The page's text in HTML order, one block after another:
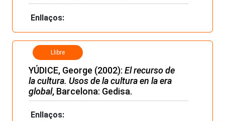
Enllaços:
Llibre
YÚDICE, George (2002): El recurso de
la cultura. Usos de la cultura en la era
global, Barcelona: Gedisa.
Enllaços: